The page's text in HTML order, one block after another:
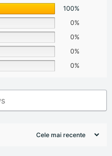
100%
0%
0%
0%
0%